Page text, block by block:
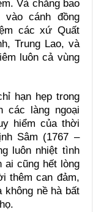
Và chẳng bao
cánh đồng
các xứ Quất
Trung Lao, và
luôn cả vùng
hạn hẹp trong
các làng ngoại
hiểm của thời
Sâm (1767 –
luôn nhiệt tình
cũng hết lòng
thêm can đảm,
không nề hà bất